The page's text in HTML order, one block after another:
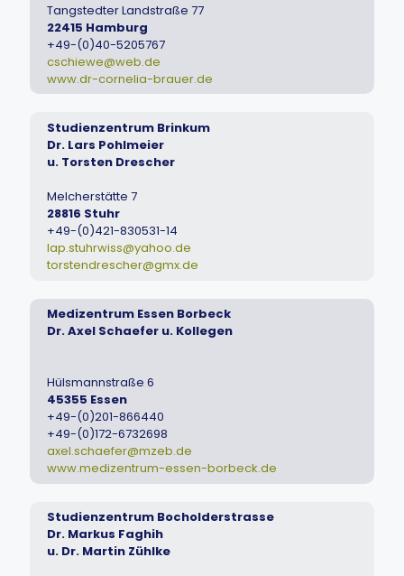
Tangstedter Landstraße 77
22415 Hamburg
+49-(0)40-5205767
cschiewe@web.de
www.dr-cornelia-brauer.de
Studienzentrum Brinkum
Dr. Lars Pohlmeier
u. Torsten Drescher
Melcherstätte 7
28816 Stuhr
+49-(0)421-830531-14
lap.stuhrwiss@yahoo.de
torstendrescher@gmx.de
Medizentrum Essen Borbeck
Dr. Axel Schaefer u. Kollegen
Hülsmannstraße 6
45355 Essen
+49-(0)201-866440
+49-(0)172-6732698
axel.schaefer@mzeb.de
www.medizentrum-essen-borbeck.de
Studienzentrum Bocholderstrasse
Dr. Markus Faghih
u. Dr. Martin Zühlke